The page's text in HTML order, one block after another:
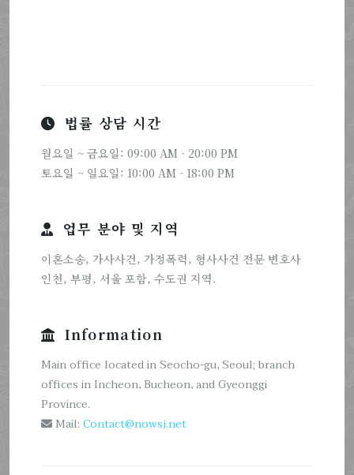
법률 상담 시간
월요일 ~ 금요일: 09:00 AM - 20:00 PM
토요일 ~ 일요일: 10:00 AM - 18:00 PM
업무 분야 및 지역
이혼소송, 가사사건, 가정폭력, 형사사건 전문 변호사
인천, 부평, 서울 포함, 수도권 지역.
Information
Main office located in Seocho-gu, Seoul; branch
offices in Incheon, Bucheon, and Gyeonggi
Province.
Mail: Contact@nowsj.net